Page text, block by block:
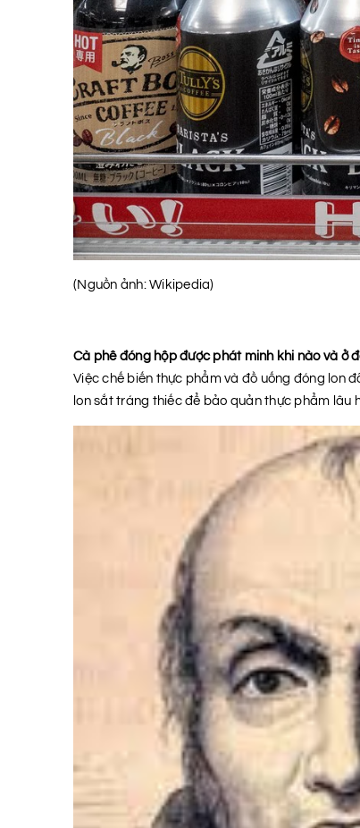
(Nguồn ảnh: Wikipedia)
Cà phê đóng hộp được phát minh khi nào và ở
Việc chế biến thực phẩm và đồ uống đóng lon
lon sắt tráng thiếc để bảo quản thực phẩm lâu